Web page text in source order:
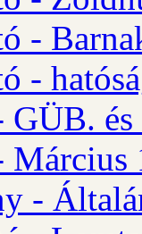
-
-
Március
-